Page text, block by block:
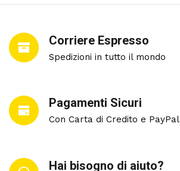
Corriere Espresso
Spedizioni in tutto il mondo
Pagamenti Sicuri
Con Carta di Credito e PayPal
Hai bisogno di aiuto?